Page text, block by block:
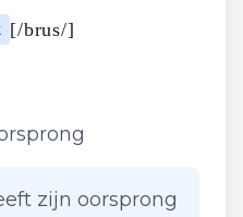
[/brus/]
zijn oorsprong